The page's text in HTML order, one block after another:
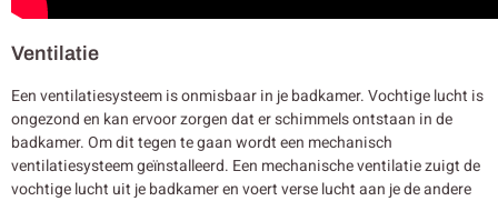
Ventilatie
Een ventilatiesysteem is onmisbaar in je badkamer. Vochtige lucht is
ongezond en kan ervoor zorgen dat er schimmels ontstaan in de
badkamer. Om dit tegen te gaan wordt een mechanisch
ventilatiesysteem geïnstalleerd. Een mechanische ventilatie zuigt de
vochtige lucht uit je badkamer en voert verse lucht aan je de andere